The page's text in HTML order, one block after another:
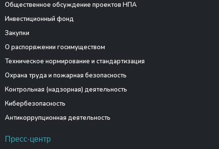
Общественное обсуждение проектов НПА
Инвестиционный фонд
Закупки
О распоряжении госимуществом
Техническое нормирование и стандартизация
Охрана труда и пожарная безопасность
Контрольная (надзорная) деятельность
Кибербезопасность
Антикоррупционная деятельность
Пресс-центр